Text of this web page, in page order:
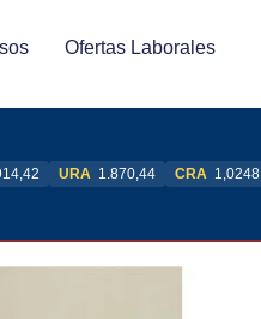
Ofertas Laborales
URA 1.870,44 CRA 1,0248